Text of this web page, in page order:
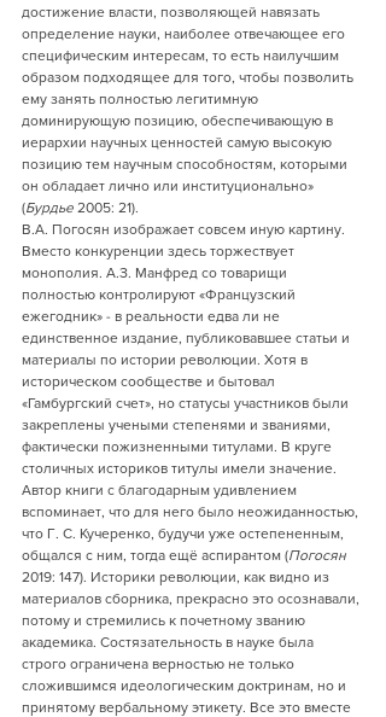
достижение власти, позволяющей навязать
определение науки, наиболее отвечающее его
специфическим интересам, то есть наилучшим
образом подходящее для того, чтобы позволить
ему занять полностью легитимную
доминирующую позицию, обеспечивающую в
иерархии научных ценностей самую высокую
позицию тем научным способностям, которыми
он обладает лично или институционально»
(Бурдье 2005: 21).
В.А. Погосян изображает совсем иную картину.
Вместо конкуренции здесь торжествует
монополия. А.З. Манфред со товарищи
полностью контролируют «Французский
ежегодник» - в реальности едва ли не
единственное издание, публиковавшее статьи и
материалы по истории революции. Хотя в
историческом сообществе и бытовал
«Гамбургский счет», но статусы участников были
закреплены учеными степенями и званиями,
фактически пожизненными титулами. В круге
столичных историков титулы имели значение.
Автор книги с благодарным удивлением
вспоминает, что для него было неожиданностью,
что Г. С. Кучеренко, будучи уже остепененным,
общался с ним, тогда ещё аспирантом (Погосян
2019: 147). Историки революции, как видно из
материалов сборника, прекрасно это осознавали,
потому и стремились к почетному званию
академика. Состязательность в науке была
строго ограничена верностью не только
сложившимся идеологическим доктринам, но и
принятому вербальному этикету. Все это вместе